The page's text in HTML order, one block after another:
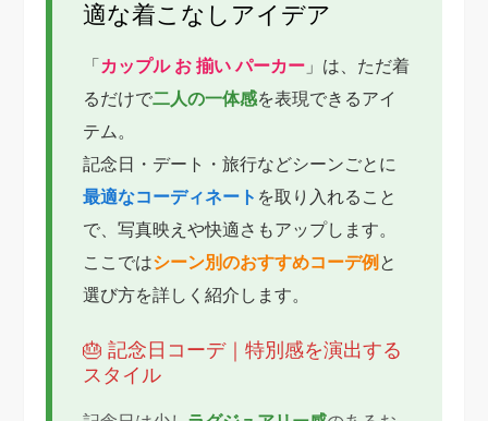
適な着こなしアイデア
「 カップル お 揃い パーカー 」は、ただ着
るだけで二人の一体感を表現できるアイ
テム。
記念日・デート・旅行などシーンごとに
最適なコーディネート を取り入れること
で、写真映えや快適さもアップします。
ここではシーン別のおすすめコーデ例 と
選び方を詳しく紹介します。
🎂 記念日コーデ｜特別感を演出する
スタイル